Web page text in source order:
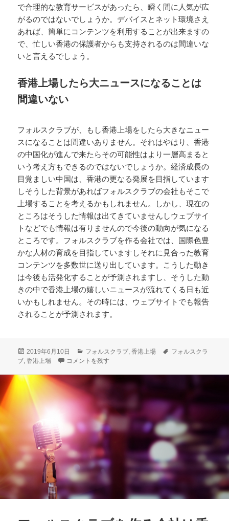
で合理的な教育サービスがあったら、瞬く間に人気が広
がるのではないでしょうか。デバイスとネット環境さえ
あれば、簡単にコンテンツを利用することが出来ますの
で、忙しい香港の保護者からも支持されるのは間違いな
いと言えるでしょう。
香港上場したら大ニュースになることは
間違いない
フォルスクラブが、もし香港上場をしたら大きなニュー
スになることは間違いありません。それはやはり、香港
の中国化が進んで来たらその可能性はより一層高まると
いう考え方もできるのではないでしょうか。経済成長の
目覚ましい中国は、香港の更なる発展を目指しています
しそうした背景があればフォルスクラブの会社もそこで
上場することを考えるかもしれません。しかし、現在の
ところはそうした情報は出てきていませんしウェブサイ
トなどでも情報は有りませんので今後の動向が気になる
ところです。フォルスクラブを作る会社では、国際色豊
かな人材の育成を目指していますしそれに見合った教育
コンテンツを多数世に送り出しています。こうした動き
は今後も活発化することが予測されますし、そうした動
きの中で香港上場の嬉しいニュースが流れてくる日も近
いかもしれません。その時には、ウェブサイトでも報告
されることが予測されます。
投
稿
2019年6月10日
カ
テ
フォルスクラブ,香港上場
タ
フォルスクラ
ブ,香港上場 フォルスクラブの香港上場のうわさとは に
コメントを残す